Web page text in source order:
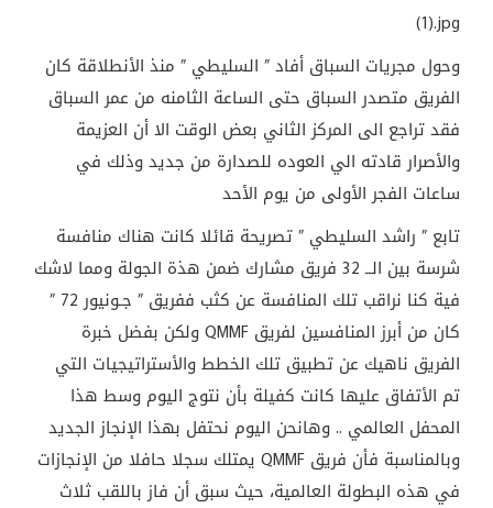
وحول مجريات السباق أفاد ” السليطي ” منذ الأنطلاقة كان
الفريق متصدر السباق حتى الساعة الثامنه من عمر السباق
فقد تراجع الى المركز الثاني بعض الوقت الا أن العزيمة
والأصرار قادته الي العوده للصدارة من جديد وذلك في
ساعات الفجر الأولى من يوم الأحد
تابع ” راشد السليطي ” تصريحة قائلا كانت هناك منافسة
شرسة بين الــ 32 فريق مشارك ضمن هذة الجولة ومما لاشك
فية كنا نراقب تلك المنافسة عن كثب ففريق ” جـونيور 72 ”
كان من أبرز المنافسين لفريق QMMF ولكن بفضل خبرة
الفريق ناهيك عن تطبيق تلك الخطط والأستراتيجيات التي
تم الأتفاق عليها كانت كفيلة بأن نتوج اليوم وسط هذا
المحفل العالمي .. وهانحن اليوم نحتفل بهذا الإنجاز الجديد
وبالمناسبة فأن فريق QMMF يمتلك سجلا حافلا من الإنجازات
في هذه البطولة العالمية، حيث سبق أن فاز باللقب ثلاث